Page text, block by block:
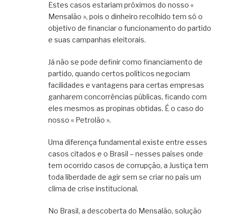
Estes casos estariam próximos do nosso «
Mensalão », pois o dinheiro recolhido tem só o
objetivo de financiar o funcionamento do partido
e suas campanhas eleitorais.
Já não se pode definir como financiamento de
partido, quando certos políticos negociam
facilidades e vantagens para certas empresas
ganharem concorrências públicas, ficando com
eles mesmos as propinas obtidas. É o caso do
nosso « Petrolão ».
Uma diferença fundamental existe entre esses
casos citados e o Brasil – nesses países onde
tem ocorrido casos de corrupção, a Justiça tem
toda liberdade de agir sem se criar no país um
clima de crise institucional.
No Brasil, a descoberta do Mensalão, solução